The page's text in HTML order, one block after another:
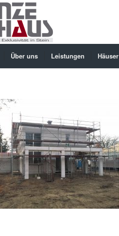
Über uns Leistungen Häuser